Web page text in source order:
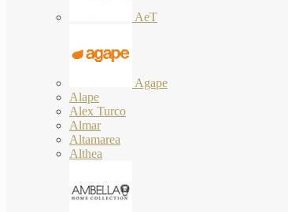
AeT
Agape
Alape
Alex Turco
Almar
Altamarea
Althea